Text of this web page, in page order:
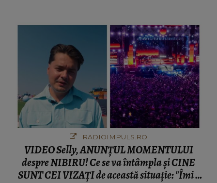
RADIOIMPULS.RO
VIDEO Selly, ANUNȚUL MOMENTULUI
despre NIBIRU! Ce se va întâmpla și CINE
SUNT CEI VIZAȚI de această situație: "Îmi e